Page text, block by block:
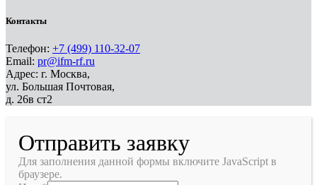
Контакты
Телефон: +7 (499) 110-32-07
Email: pr@ifm-rf.ru
Адрес: г. Москва,
ул. Большая Почтовая,
д. 26в ст2
Отправить заявку
Для заполнения данной формы включите JavaScript в
браузере.